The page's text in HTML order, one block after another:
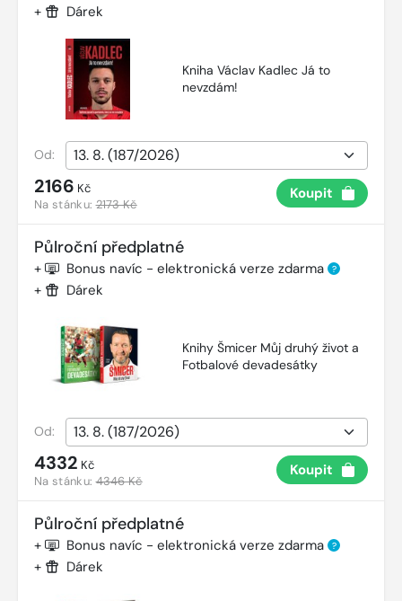
+ Dárek
Kniha Václav Kadlec Já to
nevzdám!
Od:
2166 Kč
Na stánku:2173 Kč
Koupit
Půlroční předplatné
+ Bonus navíc - elektronická verze zdarma ?
+ Dárek
Knihy Šmicer Můj druhý život a
Fotbalové devadesátky
Od:
4332 Kč
Na stánku:4346 Kč
Koupit
Půlroční předplatné
+ Bonus navíc - elektronická verze zdarma ?
+ Dárek